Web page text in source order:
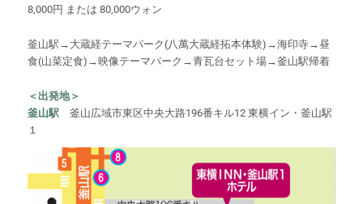
8,000円 または 80,000ウォン
釜山駅→大蔵経テーマパーク(八萬大蔵経拓本体験)→海印寺→昼
食(山菜定食)→映像テーマパーク→青瓦台セット場→釜山駅帰着
＜出発地＞
釜山駅釜山広域市東区中央大路196番キル12 東横イン・釜山駅
１